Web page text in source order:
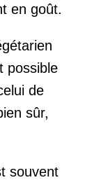
en goût.
possible
de
sûr,
souvent